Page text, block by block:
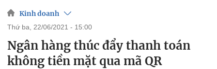
Kinh doanh
thứ ba, 22/06/2021 - 15:00
Ngân hàng thúc đẩy thanh toán
không tiền mặt qua mã QR